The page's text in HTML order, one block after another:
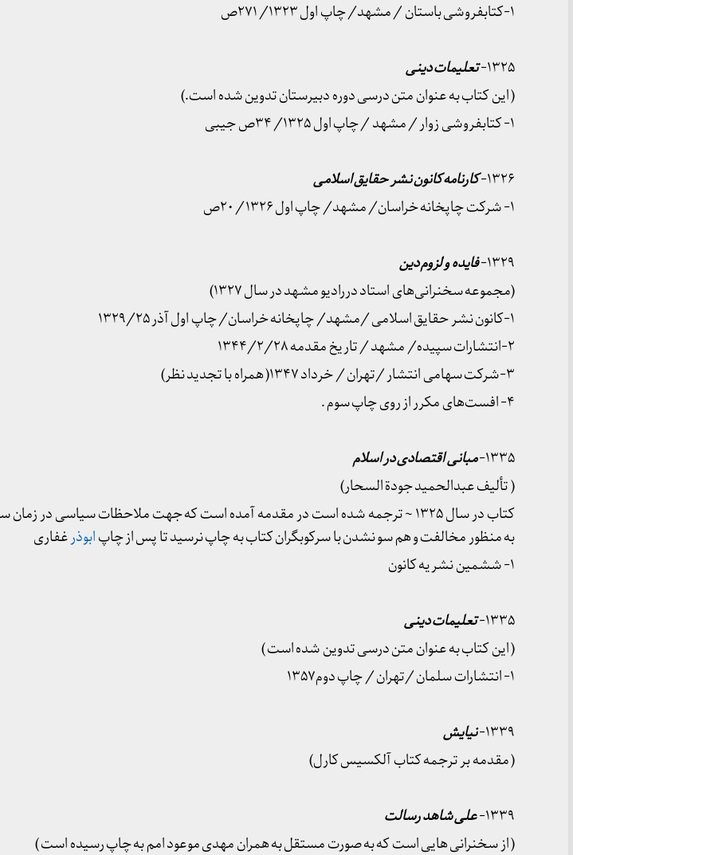
۱-کتابفروشی باستان / مشهد/ چاپ اول ۱۳۲۳/ ۲۷۱ص
۱۳۲۵- تعلیمات دینی
( این کتاب به عنوان متن درسی دوره دبیرستان تدوین شده است.)
۱- کتابفروشی زوار / مشهد / چاپ اول ۱۳۲۵/ ۳۴ص جیبی
۱۳۲۶- کارنامه کانون نشر حقایق اسلامی
۱- شرکت چاپخانه خراسان/ مشهد/ چاپ اول ۱۳۲۶/ ۲۰ص
۱۳۲۹- فایده و لزوم دین
(مجموعه سخنرانی‌های استاد دررادیو مشهد در سال ۱۳۲۷)
۱-کانون نشر حقایق اسلامی /مشهد/ چاپخانه خراسان/ چاپ اول آذر ۱۳۲۹/۲۵
۲-انتشارات سپیده/ مشهد / تاریخ مقدمه ۱۳۴۴/۲/۲۸
۳-شرکت سهامی انتشار /تهران / خرداد ۱۳۴۷( همراه با تجدید نظر)
۴- افست‌های مکرر از روی چاپ سوم .
۱۳۳۵‍‍- مبانی اقتصادی در اسلام
( تألیف عبدالحمید جودة السحار)
کتاب در سال ۱۳۲۵ ~ ترجمه شده است در مقدمه آمده است که جهت ملاحظات سیاسی در
به منظور مخالفت و هم سو نشدن با سرکوبگران کتاب به چاپ نرسید تا پس از چاپابوذرغفاری
۱- ششمین نشریه کانون
۱۳۳۵- تعلیمات دینی
( این کتاب به عنوان متن درسی تدوین شده است )
۱- انتشارات سلمان /تهران / چاپ دوم۱۳۵۷
۱۳۳۹- نیایش
( مقدمه بر ترجمه کتاب آلکسیس کارل)
۱۳۳۹- علی شاهد رسالت
( از سخنرانی هایی است که به صورت مستقل به همران مهدی موعود امم به چاپ رسیده است )